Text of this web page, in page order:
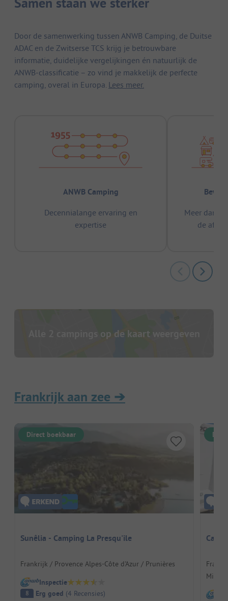
Door de samenwerking tussen ANWB Camping, de Duitse
ADAC en de Zwitserse TCS krijg je betrouwbare
informatie, duidelijke vergelijkingen én natuurlijk de
ANWB-classificatie – zo vind je makkelijk de perfecte
camping, overal in Europa. Lees meer.
ANWB Camping
Decennialange ervaring en
expertise
Meer dan
de
Alle 2 campings op de kaart weergeven
Frankrijk aan zee ➔
Direct boekbaar
Sunêlia - Camping La Presqu'ile
Frankrijk / Provence Alpes-Côte d'Azur / Prunières
Inspectie
8 Erg goed (4 Recensies)